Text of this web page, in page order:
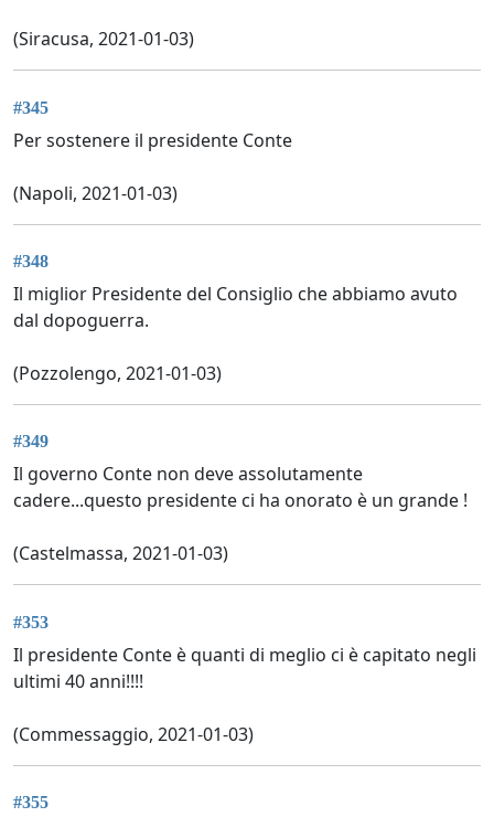
(Siracusa, 2021-01-03)
#345
Per sostenere il presidente Conte
(Napoli, 2021-01-03)
#348
Il miglior Presidente del Consiglio che abbiamo avuto
dal dopoguerra.
(Pozzolengo, 2021-01-03)
#349
Il governo Conte non deve assolutamente
cadere...questo presidente ci ha onorato è un grande !
(Castelmassa, 2021-01-03)
#353
Il presidente Conte è quanti di meglio ci è capitato negli
ultimi 40 anni!!!!
(Commessaggio, 2021-01-03)
#355